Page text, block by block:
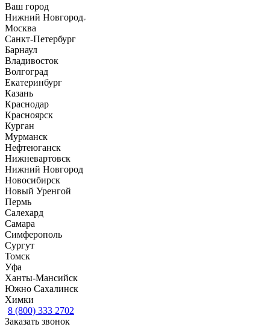
Ваш город
Нижний Новгород
Москва
Санкт-Петербург
Барнаул
Владивосток
Волгоград
Екатеринбург
Казань
Краснодар
Красноярск
Курган
Мурманск
Нефтеюганск
Нижневартовск
Нижний Новгород
Новосибирск
Новый Уренгой
Пермь
Салехард
Самара
Симферополь
Сургут
Томск
Уфа
Ханты-Мансийск
Южно Сахалинск
Химки
8 (800) 333 2702
Заказать звонок